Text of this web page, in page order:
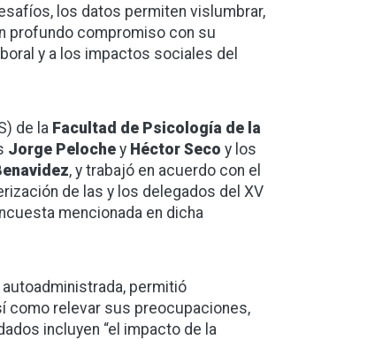
los datos permiten vislumbrar,
profundo compromiso con su
y a los impactos sociales del
de la Facultad de Psicología de la
Jorge Peloche y Héctor Seco y los
, y trabajó en acuerdo con el
de las y los delegados del XV
mencionada en dicha
permitió
como relevar sus preocupaciones,
incluyen “el impacto de la